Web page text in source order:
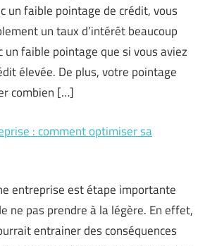
un faible pointage de crédit, vous
un taux d’intérêt beaucoup
un faible pointage que si vous aviez
élevée. De plus, votre pointage
combien […]
: comment optimiser sa
entreprise est étape importante
ne pas prendre à la légère. En effet,
entrainer des conséquences